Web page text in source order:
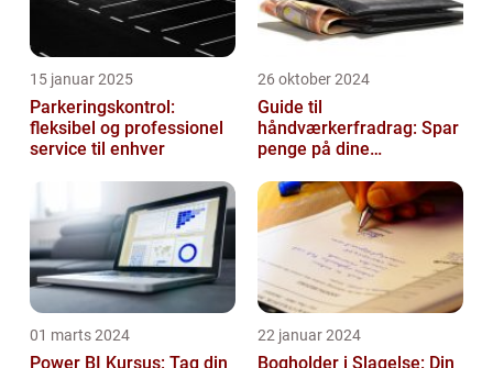
15 januar 2025
Parkeringskontrol:
fleksibel og professionel
service til enhver
26 oktober 2024
Guide til
håndværkerfradrag: Spar
penge på dine
01 marts 2024
Power BI Kursus: Tag din
22 januar 2024
Bogholder i Slagelse: Din